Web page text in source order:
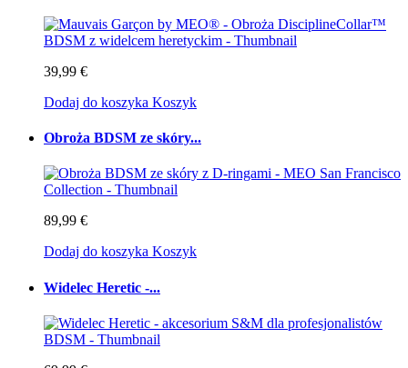
39,99 €
Dodaj do koszyka Koszyk
Obroża BDSM ze skóry...
89,99 €
Dodaj do koszyka Koszyk
Widelec Heretic -...